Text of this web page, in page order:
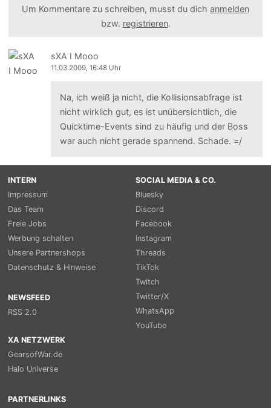
Um Kommentare zu schreiben, musst du dich anmelden
bzw. registrieren.
sXA I Mooo
11.03.2009, 16:48 Uhr
Na, ich weiß ja nicht, die Kollisionsabfrage ist
nicht wirklich gut, es ist unübersichtlich, die
Quicktime-Events sind zu häufig und der Boss
war auch nicht gerade spannend. Schade. =/
INTERN
Impressum
Das Team
Freie Jobs
Werbung schalten
Unsere Partnershops
Datenschutz & Hinweise
NEWSFEED
RSS 2.0
SOCIAL MEDIA & CO.
Bluesky
Discord
Facebook
Instagram
Threads
TikTok
Twitch
Twitter/X
WhatsApp
YouTube
XA NETZWERK
GearsofWar.de
Halo Universe
PARTNERLINKS